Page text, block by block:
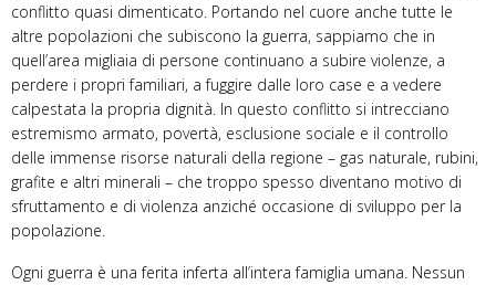
conflitto quasi dimenticato. Portando nel cuore anche tutte le
altre popolazioni che subiscono la guerra, sappiamo che in
quell’area migliaia di persone continuano a subire violenze, a
perdere i propri familiari, a fuggire dalle loro case e a vedere
calpestata la propria dignità. In questo conflitto si intrecciano
estremismo armato, povertà, esclusione sociale e il controllo
delle immense risorse naturali della regione – gas naturale, rubini,
grafite e altri minerali – che troppo spesso diventano motivo di
sfruttamento e di violenza anziché occasione di sviluppo per la
popolazione.
Ogni guerra è una ferita inferta all’intera famiglia umana. Nessun